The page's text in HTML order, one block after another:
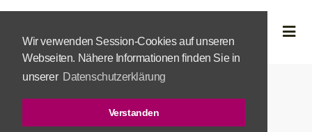
Wir verwenden Session-Cookies auf unseren
Webseiten. Nähere Informationen finden Sie in
unserer Datenschutzerklärung
Verstanden